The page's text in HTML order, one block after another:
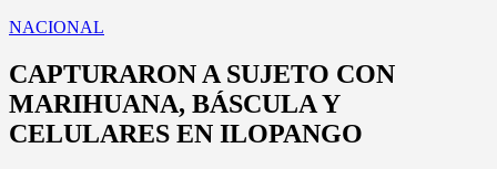
NACIONAL
CAPTURARON A SUJETO CON
MARIHUANA, BÁSCULA Y
CELULARES EN ILOPANGO